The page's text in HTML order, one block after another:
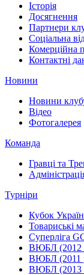
Історія
Досягнення
Партнери
Соціальна
Комерційна
Контактні
Новини
Новини
Відео
Фотогалерея
Команда
Гравці та
Турніри
Кубок
Товариські
Суперліга
ВЮБЛ (2012
ВЮБЛ (2011
ВЮБЛ (2013